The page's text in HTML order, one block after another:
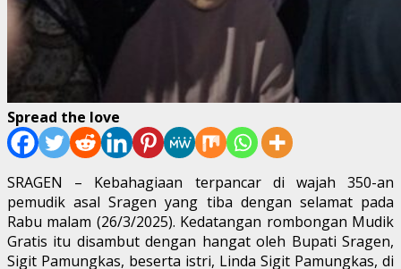
Spread the love
SRAGEN – Kebahagiaan terpancar di wajah 350-an
pemudik asal Sragen yang tiba dengan selamat pada
Rabu malam (26/3/2025). Kedatangan rombongan Mudik
Gratis itu disambut dengan hangat oleh Bupati Sragen,
Sigit Pamungkas, beserta istri, Linda Sigit Pamungkas, di